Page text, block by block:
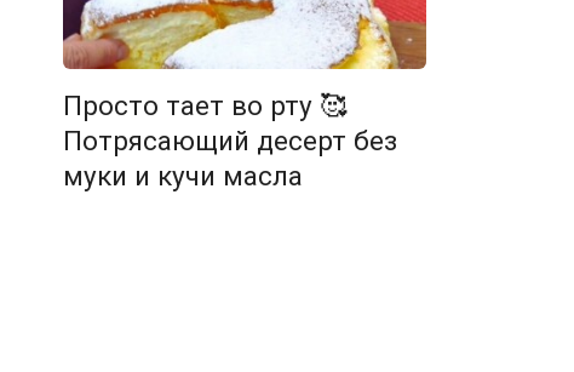
Просто тает во рту 🥰
Потрясающий десерт без
муки и кучи масла